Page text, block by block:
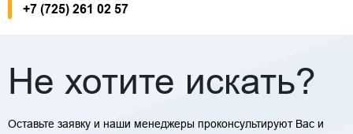
+7 (725) 261 02 57
Не хотите искать?
Оставьте заявку и наши менеджеры проконсультируют Вас и